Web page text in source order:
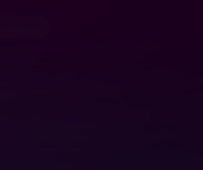
Divulgaciones